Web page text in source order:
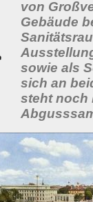
von
Gebäude
sowie als
sich an
steht noch